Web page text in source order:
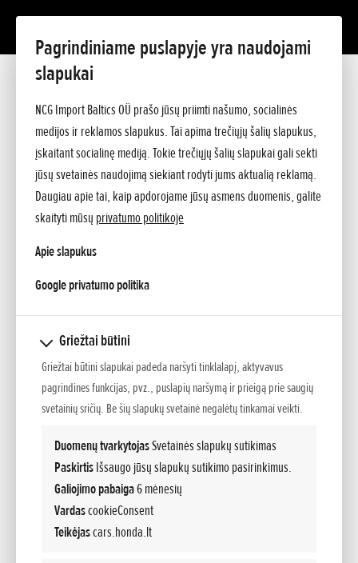
Pagrindiniame puslapyje yra naudojami
slapukai
NCG Import Baltics OÜ prašo jūsų priimti našumo, socialinės
medijos ir reklamos slapukus. Tai apima trečiųjų šalių slapukus,
įskaitant socialinę mediją. Tokie trečiųjų šalių slapukai gali sekti
jūsų svetainės naudojimą siekiant rodyti jums aktualią reklamą.
Daugiau apie tai, kaip apdorojame jūsų asmens duomenis, galite
skaityti mūsų privatumo politikoje
Apie slapukus
Google privatumo politikaopens in a new tab
Griežtai būtini
Griežtai būtini slapukai padeda naršyti tinklalapį, aktyvavus
pagrindines funkcijas, pvz., puslapių naršymą ir prieigą prie saugių
svetainių sričių. Be šių slapukų svetainė negalėtų tinkamai veikti.
Duomenų tvarkytojasSvetainės slapukų sutikimas
PaskirtisIšsaugo jūsų slapukų sutikimo pasirinkimus.
Galiojimo pabaiga6 mėnesių
VardascookieConsent
Teikėjascars.honda.lt
pasauliui pristatė „Honda 0“ sedano ir „Honda
0" visureigio prototipus
„Honda 0 Series“ CES 2025 parodoje „Honda“ pirmą kartą pasauliui
„Honda“...